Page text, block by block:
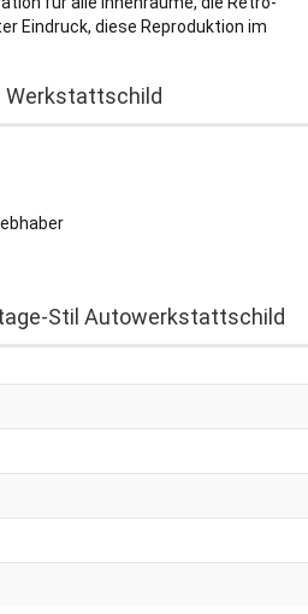
Eindruck, diese Reproduktion im
Werkstattschild
Stil Autowerkstattschild